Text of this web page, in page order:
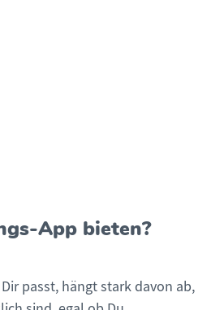
App bieten?
passt, hängt stark davon ab,